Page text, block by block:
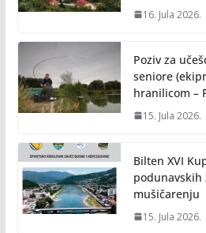
16. Jula 2026.
Poziv za
seniore
hranilicom –
15. Jula 2026.
Bilten XVI
podunavskih
mušičarenju
15. Jula 2026.